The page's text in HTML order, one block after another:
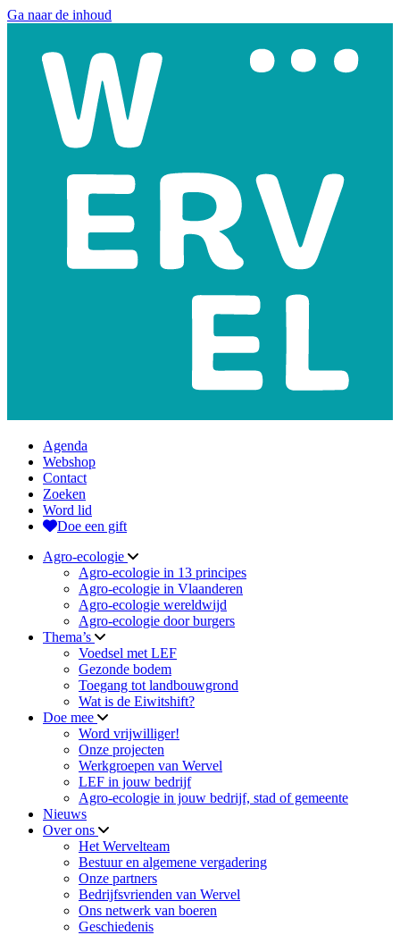
Ga naar de inhoud
Agenda
Webshop
Contact
Zoeken
Word lid
Doe een gift
Agro-ecologie
Agro-ecologie in 13 principes
Agro-ecologie in Vlaanderen
Agro-ecologie wereldwijd
Agro-ecologie door burgers
Thema’s
Voedsel met LEF
Gezonde bodem
Toegang tot landbouwgrond
Wat is de Eiwitshift?
Doe mee
Word vrijwilliger!
Onze projecten
Werkgroepen van Wervel
LEF in jouw bedrijf
Agro-ecologie in jouw bedrijf, stad of gemeente
Nieuws
Over ons
Het Wervelteam
Bestuur en algemene vergadering
Onze partners
Bedrijfsvrienden van Wervel
Ons netwerk van boeren
Geschiedenis